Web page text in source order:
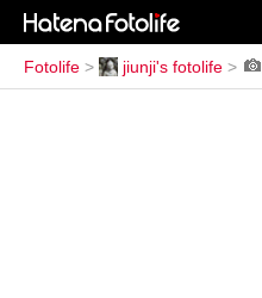
Fotolife > jiunji's fotolife >